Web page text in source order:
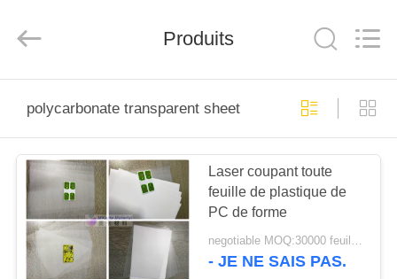
LA
MAISON
PRODUITS
VIDÉOS
(Tianjin)
Limited.
Reserved.
Produits
polycarbonate transparent sheet
Laser coupant toute
feuille de plastique de
PC de forme
negotiable MOQ:30000 feuilles ou 2 tonnes
- JE NE SAIS PAS.